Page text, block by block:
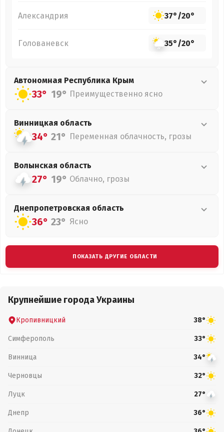
Александрия 37°/20°
Голованевск 35°/20°
Автономная Республика Крым
33° 19° Преимущественно ясно
Винницкая область
34° 21° Переменная облачность, грозы
Волынская область
27° 19° Облачно, грозы
Днепропетровская область
36° 23° Ясно
ПОКАЗАТЬ ДРУГИЕ ОБЛАСТИ
Крупнейшие города Украины
Кропивницкий 38°
Симферополь 33°
Винница 34°
Черновцы 32°
Луцк 27°
Днепр 36°